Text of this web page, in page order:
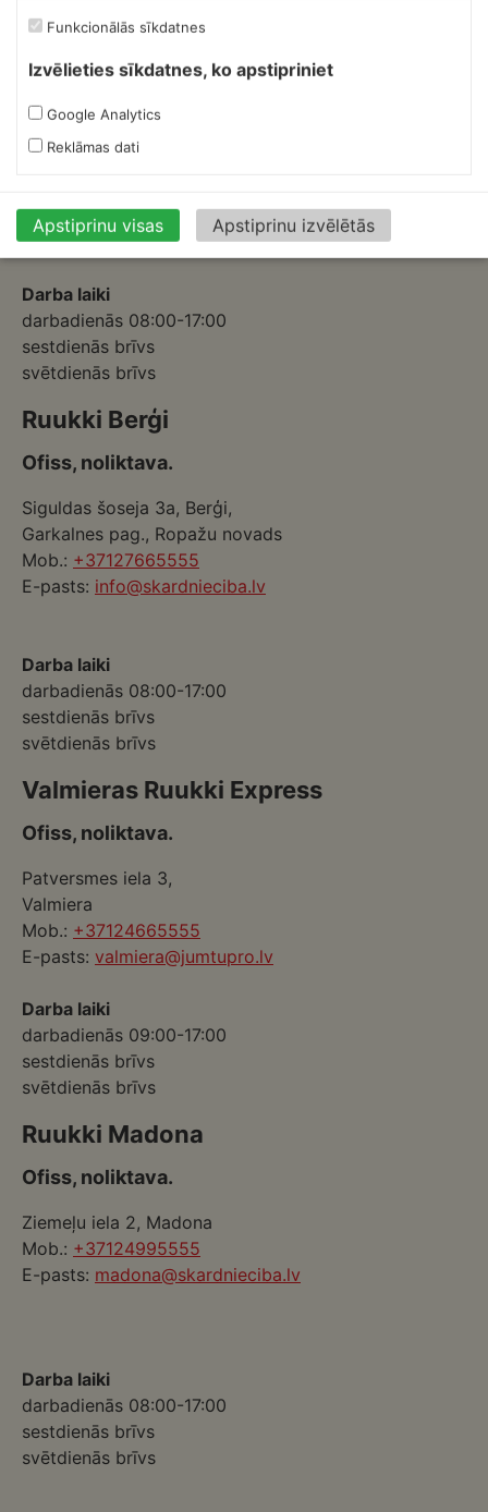
Izmēģinātāju iela 1a,
E-pasts:skardnieksm@skardnieciba.lv
Darba laiki
darbadienās 08:00-17:00
sestdienās brīvs
svētdienās brīvs
Ruukki Berģi
Ofiss, noliktava.
Siguldas šoseja 3a, Berģi,
Garkalnes pag., Ropažu novads
Mob.: +37127665555
E-pasts: info@skardnieciba.lv
Darba laiki
darbadienās 08:00-17:00
sestdienās brīvs
svētdienās brīvs
Valmieras Ruukki Express
Ofiss, noliktava.
Patversmes iela 3,
Valmiera
Mob.: +37124665555
E-pasts: valmiera@jumtupro.lv
Darba laiki
darbadienās 09:00-17:00
sestdienās brīvs
svētdienās brīvs
Ruukki Madona
Ofiss, noliktava.
Ziemeļu iela 2, Madona
Mob.: +37124995555
E-pasts: madona@skardnieciba.lv
Darba laiki
darbadienās 08:00-17:00
sestdienās brīvs
svētdienās brīvs
Funkcionālās sīkdatnes
Izvēlieties sīkdatnes, ko apstipriniet
Google Analytics
Reklāmas dati
Apstiprinu visas Apstiprinu izvēlētās